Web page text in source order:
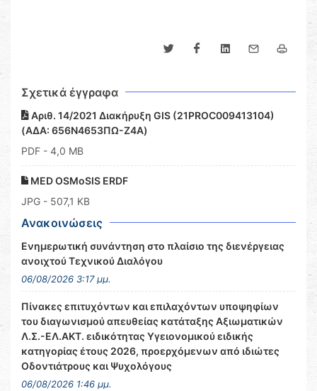
Σχετικά έγγραφα
Αριθ. 14/2021 Διακήρυξη GIS (21PROC009413104)
(ΑΔΑ: 656Ν4653ΠΩ-Ζ4Α)
PDF - 4,0 MB
MED OSMoSIS ERDF
JPG - 507,1 KB
Ανακοινώσεις
Ενημερωτική συνάντηση στο πλαίσιο της διενέργειας
ανοιχτού Τεχνικού Διαλόγου
06/08/2026 3:17 μμ.
Πίνακες επιτυχόντων και επιλαχόντων υποψηφίων
του διαγωνισμού απευθείας κατάταξης Αξιωματικών
Λ.Σ.-ΕΛ.ΑΚΤ. ειδικότητας Υγειονομικού ειδικής
κατηγορίας έτους 2026, προερχόμενων από ιδιώτες
Οδοντιάτρους και Ψυχολόγους
06/08/2026 1:46 μμ.